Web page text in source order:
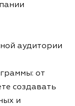
аудитории
от
создавать
и